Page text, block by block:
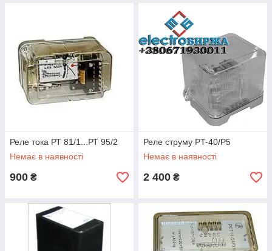
Реле тока РТ 81/1...РТ 95/2
Немає в наявності
900 ₴
Реле струму PT-40/Р5
Немає в наявності
2 400 ₴